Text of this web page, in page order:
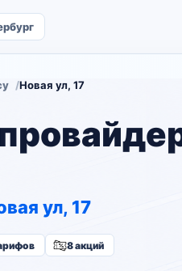
Новая ул, 17
ул, 17
8 акций